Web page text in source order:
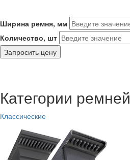
Ширина ремня, мм
Количество, шт
Запросить цену
Категории ремней
Классические